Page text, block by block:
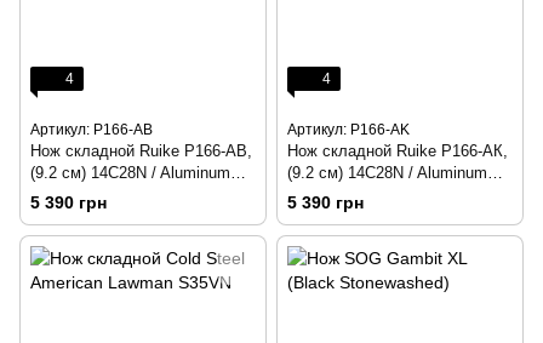
4
Артикул: P166-AB
Нож складной Ruike P166-AB,
(9.2 см) 14C28N / Aluminum
черный
5 390 грн
4
Артикул: P166-AK
Нож складной Ruike P166-AК,
(9.2 см) 14C28N / Aluminum
серый
5 390 грн